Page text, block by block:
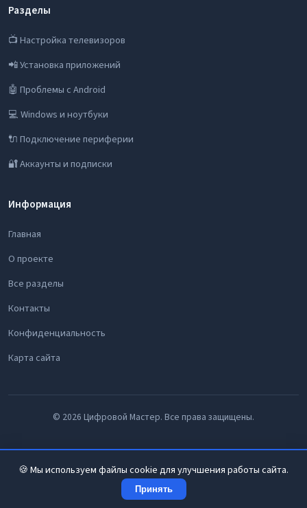
Разделы
📺 Настройка телевизоров
📲 Установка приложений
🤖 Проблемы с Android
💻 Windows и ноутбуки
🔌 Подключение периферии
🔐 Аккаунты и подписки
Информация
Главная
О проекте
Все разделы
Контакты
Конфиденциальность
Карта сайта
© 2026 Цифровой Мастер. Все права защищены.
🍪 Мы используем файлы cookie для улучшения работы сайта.
Принять